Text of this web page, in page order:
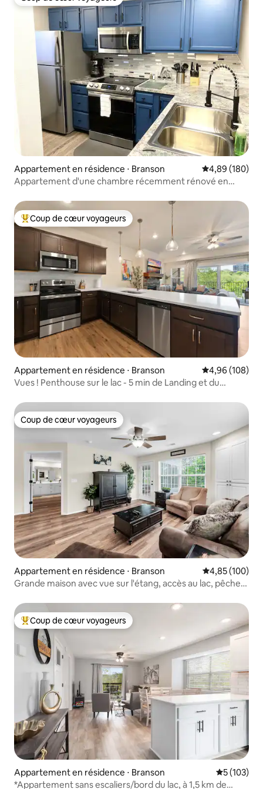
Coup de cœur voyageurs
Appartement en résidence ⋅ Branson Évaluation
4,89 (180)
Appartement d'une chambre récemment rénové en
Coups de cœur voyageurs les plus appréciés
Coup de cœur voyageurs
Appartement en résidence ⋅ Branson Évaluation
4,96 (108)
Vues ! Penthouse sur le lac - 5 min de Landing et du
Coup de cœur voyageurs
Coup de cœur voyageurs
Appartement en résidence ⋅ Branson Évaluation
4,85 (100)
Grande maison avec vue sur l'étang, accès au lac, pêche
Coups de cœur voyageurs les plus appréciés
Coup de cœur voyageurs
Appartement en résidence ⋅ Branson Évaluation
5 (103)
*Appartement sans escaliers/bord du lac, à 1,5 km de